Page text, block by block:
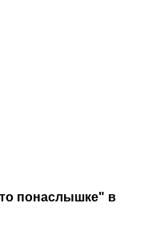
понаслышке" в